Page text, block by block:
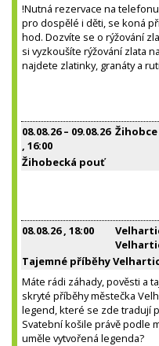
!Nutná rezervace na
pro dospělé i děti, se koná
hod. Dozvíte se o rýžování
si vyzkoušíte rýžování zlata
najdete zlatinky, granáty a
08.08.26– 09.08.26
, 16:00
Žihobecká pouť
08.08.26, 18:00
Tajemné příběhy
Máte rádi záhady, pověsti a
skryté příběhy městečka
legend, které se zde tradují
Svatební košile právě podle
uměle vytvořená legenda?